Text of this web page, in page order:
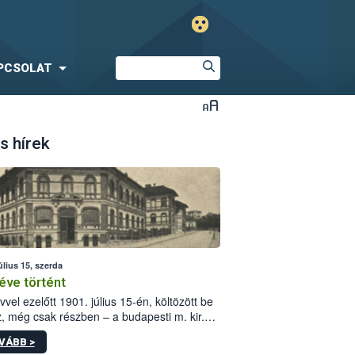
hírek
15, szerda
történt
ezelőtt 1901. július 15-én, költözött be
még csak részben – a budapesti m. kir.
állomás a Kis Rókus utca
alatti, Czigler Győző által tervezett új
>